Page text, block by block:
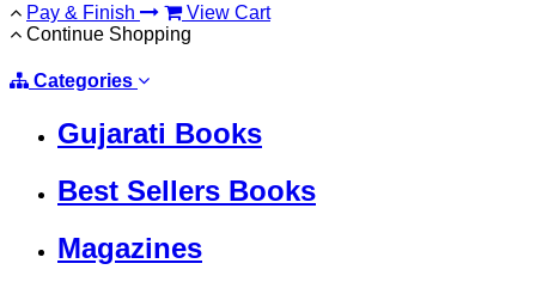
Pay & Finish
View Cart
Continue Shopping
Categories
Gujarati Books
Best Sellers Books
Magazines